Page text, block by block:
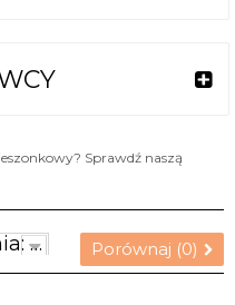
Sprawdź naszą
Data dodania: najnowsze Porównaj (0)